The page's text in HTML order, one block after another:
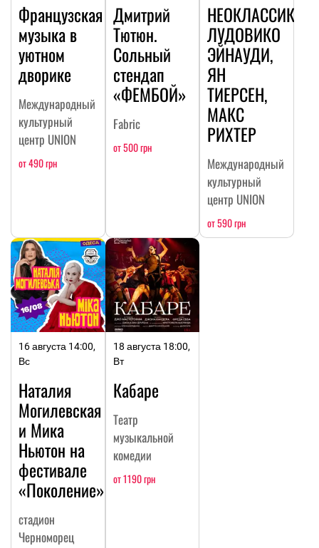
Французская
музыка в
уютном
дворике
Международный
культурный
центр UNION
от 490 грн
Дмитрий
Тютюн.
Сольный
стендап
«ФЕМБОЙ»
Fabric
от 500 грн
НЕОКЛАССИКА:
ЛУДОВИКО
ЭЙНАУДИ,
ЯН
ТИЕРСЕН,
МАКС
РИХТЕР
Международный
культурный
центр UNION
от 590 грн
16 августа 14:00,
Вс
Наталия
Могилевская
и Мика
Ньютон на
фестивале
«Поколение»
стадион
Черноморец
18 августа 18:00,
Вт
Кабаре
Театр
музыкальной
комедии
от 1190 грн